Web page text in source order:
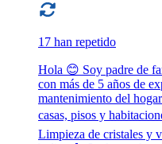
17 han repetido
Hola 😊 Soy padre de
con más de 5 años de
mantenimiento del
casas, pisos y
Limpieza de cristales y